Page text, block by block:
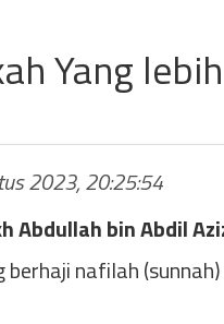
Yang
2023, 20:25:54
Abdullah bin Abdil
nafilah